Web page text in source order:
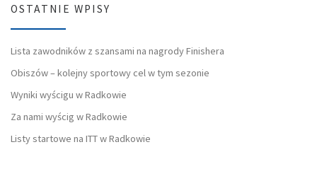
OSTATNIE WPISY
Lista zawodników z szansami na nagrody Finishera
Obiszów – kolejny sportowy cel w tym sezonie
Wyniki wyścigu w Radkowie
Za nami wyścig w Radkowie
Listy startowe na ITT w Radkowie